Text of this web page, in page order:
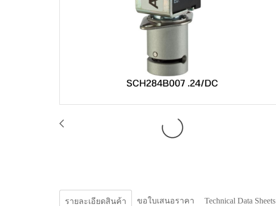
รายละเอียดสินค้า ขอใบเสนอราคา Technical Data Sheets